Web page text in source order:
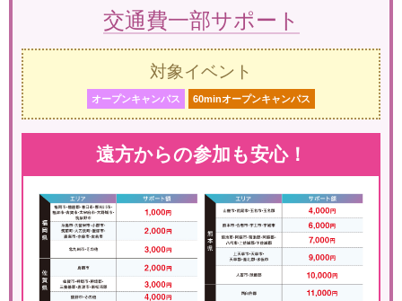
交通費一部サポート
対象イベント
オープンキャンパス 60minオープンキャンパス
遠方からの参加も安心！